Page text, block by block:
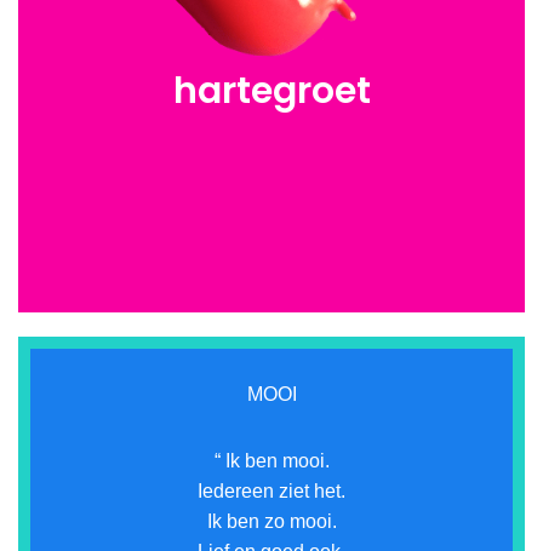
hartegroet
MOOI
“ Ik ben mooi.
Iedereen ziet het.
Ik ben zo mooi.